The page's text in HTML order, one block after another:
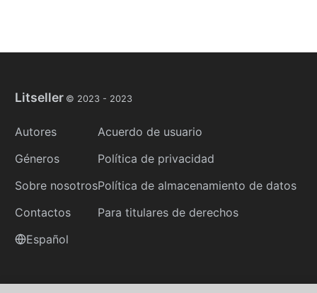
Litseller © 2023 - 2023
Autores
Géneros
Sobre nosotros
Contactos
Acuerdo de usuario
Política de privacidad
Política de almacenamiento de datos
Para titulares de derechos
Español